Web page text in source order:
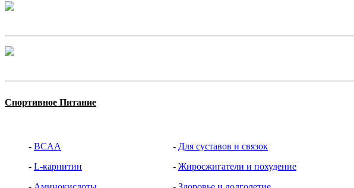
Спортивное Питание
- BCAA
- L-карнитин
- Для суставов и связок
- Жиросжигатели и похудение